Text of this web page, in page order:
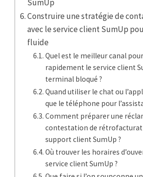
SumUp
Construire une stratégie de
avec le service client SumUp
fluide
Quel est le meilleur canal
rapidement le service client
terminal bloqué ?
Quand utiliser le chat ou
que le téléphone pour
Comment préparer une
contestation de
support client SumUp ?
Où trouver les horaires
service client SumUp ?